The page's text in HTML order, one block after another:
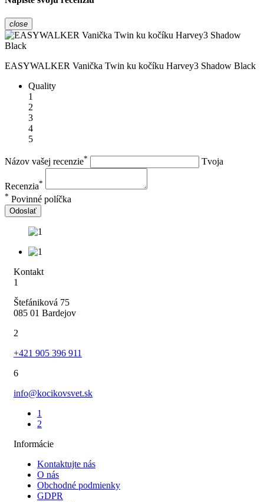
close
EASYWALKER Vanička Twin ku kočíku Harvey3 Shadow Black
Quality
1
2
3
4
5
Názov vašej recenzie* Tvoja
Recenzia*
* Povinné políčka
Odoslať
Kontakt
1
Štefániková 75
085 01 Bardejov
2
+421 905 396 911
6
info@kocikovsvet.sk
1
2
Informácie
Kontaktujte nás
O nás
Obchodné podmienky
GDPR